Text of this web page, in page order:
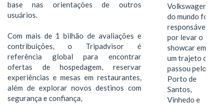
base nas orientações de outros
usuários.
Com mais de 1 bilhão de avaliações e
contribuições, o Tripadvisor é
referência global para encontrar
ofertas de hospedagem, reservar
experiências e mesas em restaurantes,
além de explorar novos destinos com
segurança e confiança,
Volkswagen
do mundo foi
responsável
por levar o
showcar em
um trajeto que
passou pelo
Porto de
Santos,
Vinhedo e